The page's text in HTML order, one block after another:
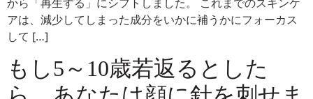
アは、減少してしまった成分をいかに補うかにフォーカス
して […]
もし5～10歳若返るとした